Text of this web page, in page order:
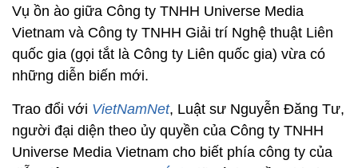
Vụ ồn ào giữa Công ty TNHH Universe Media
Vietnam và Công ty TNHH Giải trí Nghệ thuật Liên
quốc gia (gọi tắt là Công ty Liên quốc gia) vừa có
những diễn biến mới.
Trao đổi với VietNamNet, Luật sư Nguyễn Đăng Tư,
người đại diện theo ủy quyền của Công ty TNHH
Universe Media Vietnam cho biết phía công ty của